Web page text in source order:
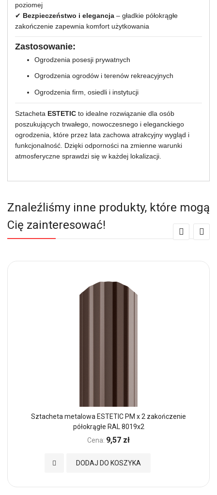
poziomej
✔ Bezpieczeństwo i elegancja – gładkie półokrągłe
zakończenie zapewnia komfort użytkowania
Zastosowanie:
Ogrodzenia posesji prywatnych
Ogrodzenia ogrodów i terenów rekreacyjnych
Ogrodzenia firm, osiedli i instytucji
Sztacheta ESTETIC to idealne rozwiązanie dla osób
poszukujących trwałego, nowoczesnego i eleganckiego
ogrodzenia, które przez lata zachowa atrakcyjny wygląd i
funkcjonalność. Dzięki odporności na zmienne warunki
atmosferyczne sprawdzi się w każdej lokalizacji.
Znaleźliśmy inne produkty, które mogą
Cię zainteresować!
Sztacheta metalowa ESTETIC PM x 2 zakończenie
półokrągłe RAL 8019x2
Cena: 9,57 zł
DODAJ DO KOSZYKA
Dodaj do Ulubionych